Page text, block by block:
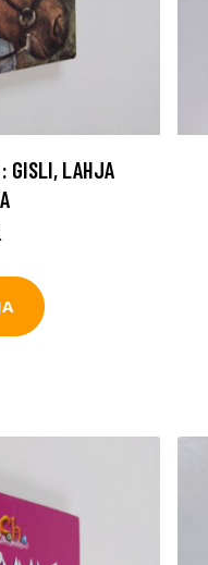
: GISLI, LAHJA